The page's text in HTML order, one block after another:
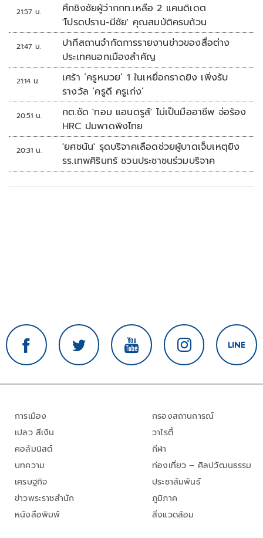
21:57 น.
ศึกชิงชัยผู้ว่ากกท.เหลือ 2 แคนดิเดต
'โปรดปราน-มีชัย' คุณสมบัติครบถ้วน
21:47 น.
ปากีสถานจำกัดการรายงานข่าวของสื่อต่าง
ประเทศนอกเมืองสำคัญ
21:14 น.
เศร้า ‘ครูหมวย’ 1 ในเหยื่อกราดยิง เพิ่งรับ
รางวัล ‘ครูดี ครูเก่ง’
20:51 น.
กต.ซัด 'ทอม แอนดรูส์' ไม่เป็นมืออาชีพ จ่อร้อง
HRC ปมพาดพิงไทย
20:31 น.
'ยศชนัน' รุดบริจาคเลือดช่วยผู้บาดเจ็บเหตุยิง
รร.เทพศิรินทร์ ชวนประชาชนร่วมบริจาค
การเมือง
เปลว สีเงิน
คอลัมนิสต์
บทความ
เศรษฐกิจ
ข่าวพระราชสำนัก
หนังสือพิมพ์
กรองสถานการณ์
วาไรตี้
กีฬา
ท่องเที่ยว – ศิลปวัฒนธรรม
ประชาสัมพันธ์
ภูมิภาค
สิ่งแวดล้อม